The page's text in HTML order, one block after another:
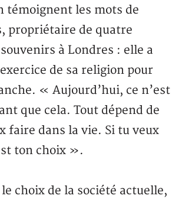
témoignent les mots de
propriétaire de quatre
à Londres : elle a
de sa religion pour
« Aujourd’hui, ce n’est
que cela. Tout dépend de
faire dans la vie. Si tu veux
ton choix ».
choix de la société actuelle,